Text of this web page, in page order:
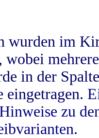
wurden im
wobei
in der
eingetragen.
zu